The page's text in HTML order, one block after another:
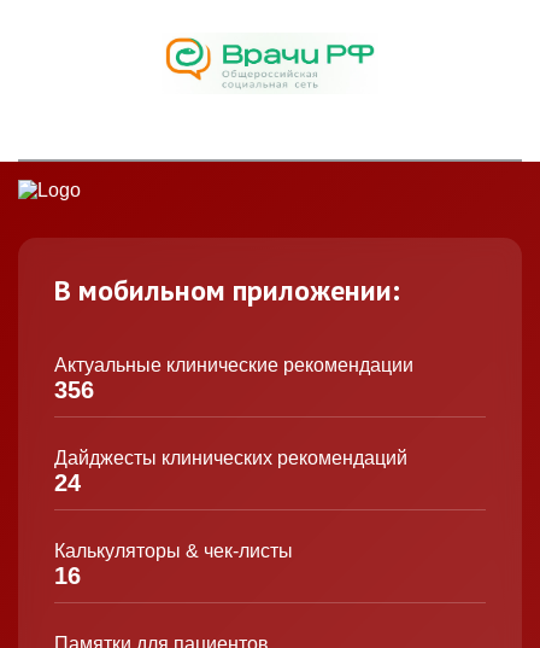
В мобильном приложении:
Актуальные клинические рекомендации
356
Дайджесты клинических рекомендаций
24
Калькуляторы & чек-листы
16
Памятки для пациентов